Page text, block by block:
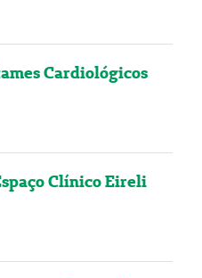
Cardiológicos
Clínico Eireli